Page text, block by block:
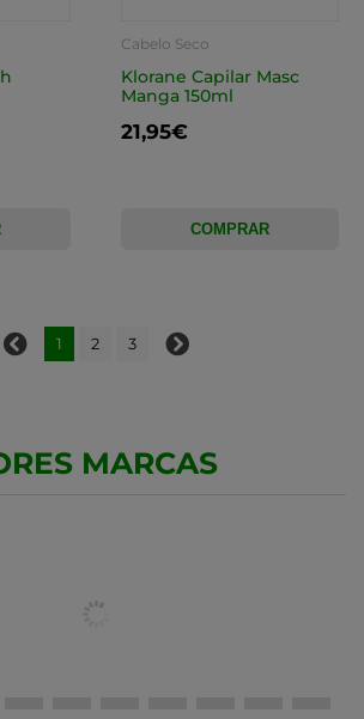
Cabelo Seco
Klorane Capilar Masc
Manga 150ml
21,95€
COMPRAR
1 2 3
MARCAS